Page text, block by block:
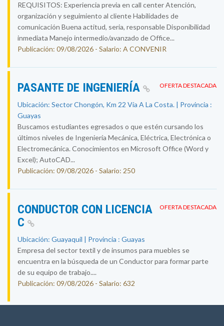
REQUISITOS: Experiencia previa en call center Atención,
organización y seguimiento al cliente Habilidades de
comunicación Buena actitud, seria, responsable Disponibilidad
inmediata Manejo intermedio/avanzado de Office...
Publicación: 09/08/2026 - Salario: A CONVENIR
OFERTA DESTACADA
PASANTE DE INGENIERÍA
Ubicación: Sector Chongón, Km 22 Vía A La Costa. | Provincia :
Guayas
Buscamos estudiantes egresados o que estén cursando los
últimos niveles de Ingeniería Mecánica, Eléctrica, Electrónica o
Electromecánica. Conocimientos en Microsoft Office (Word y
Excel); AutoCAD...
Publicación: 09/08/2026 - Salario: 250
OFERTA DESTACADA
CONDUCTOR CON LICENCIA
C
Ubicación: Guayaquil | Provincia : Guayas
Empresa del sector textil y de insumos para muebles se
encuentra en la búsqueda de un Conductor para formar parte
de su equipo de trabajo....
Publicación: 09/08/2026 - Salario: 632